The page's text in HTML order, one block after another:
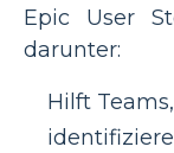
Epic User
darunter:
Hilft